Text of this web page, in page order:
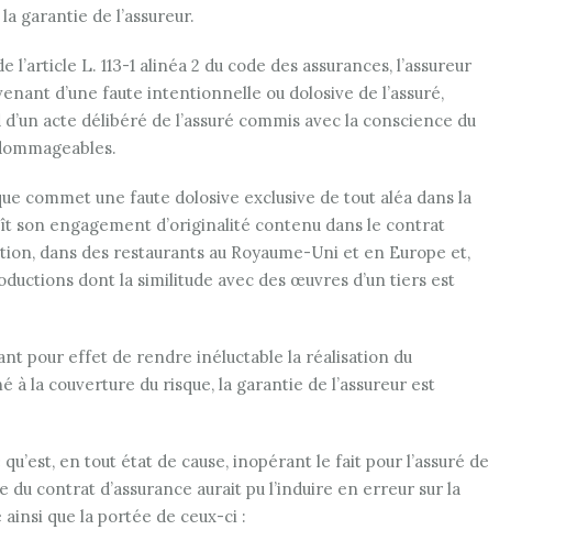
garantie de l’assureur.
L. 113-1 alinéa 2 du code des assurances, l’assureur
d’une faute intentionnelle ou dolosive de l’assuré,
acte délibéré de l’assuré commis avec la conscience du
commet une faute dolosive exclusive de tout aléa dans la
son engagement d’originalité contenu dans le contrat
dans des restaurants au Royaume-Uni et en Europe et,
dont la similitude avec des œuvres d’un tiers est
pour effet de rendre inéluctable la réalisation du
à la couverture du risque, la garantie de l’assureur est
en tout état de cause, inopérant le fait pour l’assuré de
du contrat d’assurance aurait pu l’induire en erreur sur la
que la portée de ceux-ci :